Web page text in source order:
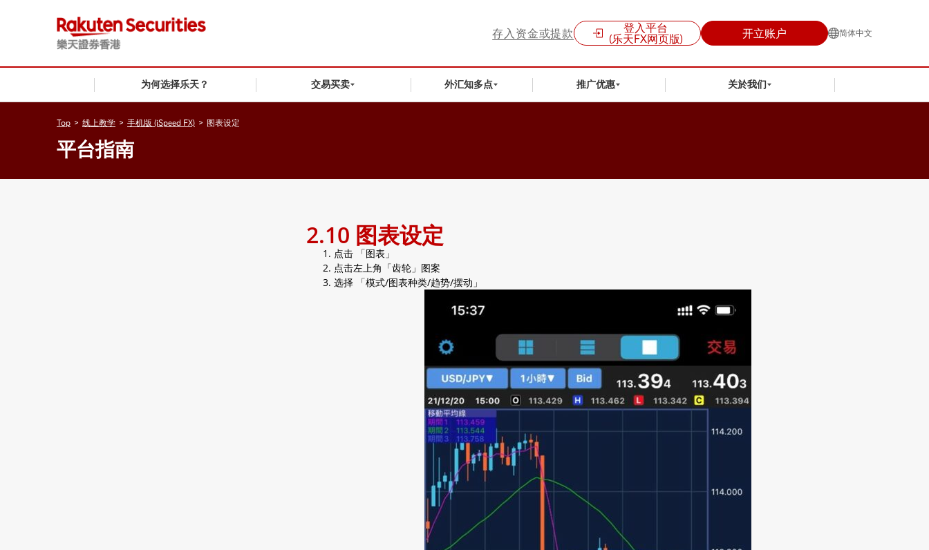
存入资金或提款
登入平台
(乐天FX网页版)
开立账户 简体中文
为何选择乐天？ 交易买卖 外汇知多点 推广优惠 关於我们
Top > 线上教学 > 手机版 (iSpeed FX) > 图表设定
平台指南
2.10 图表设定
点击 「图表」
点击左上角「齿轮」图案
选择 「模式/图表种类/趋势/摆动」